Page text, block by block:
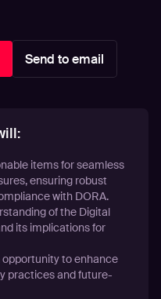
Send to email
items for seamless
ensuring robust
with DORA.
of the Digital
its implications for
opportunity to enhance
practices and future-